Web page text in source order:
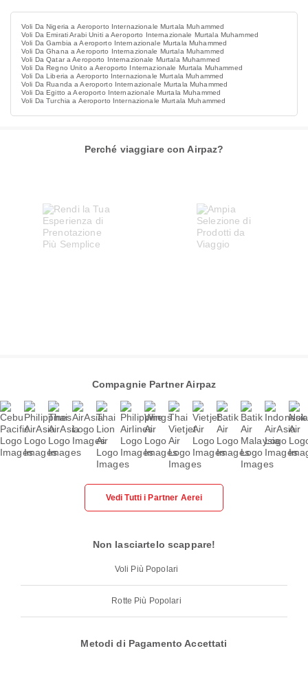
Voli Da Nigeria a Aeroporto Internazionale Murtala Muhammed
Voli Da Emirati Arabi Uniti a Aeroporto Internazionale Murtala Muhammed
Voli Da Gambia a Aeroporto Internazionale Murtala Muhammed
Voli Da Ghana a Aeroporto Internazionale Murtala Muhammed
Voli Da Qatar a Aeroporto Internazionale Murtala Muhammed
Voli Da Regno Unito a Aeroporto Internazionale Murtala Muhammed
Voli Da Liberia a Aeroporto Internazionale Murtala Muhammed
Voli Da Ruanda a Aeroporto Internazionale Murtala Muhammed
Voli Da Egitto a Aeroporto Internazionale Murtala Muhammed
Voli Da Turchia a Aeroporto Internazionale Murtala Muhammed
Perché viaggiare con Airpaz?
Compagnie Partner Airpaz
Vedi Tutti i Partner Aerei
Non lasciartelo scappare!
Voli Più Popolari
Rotte Più Popolari
Metodi di Pagamento Accettati